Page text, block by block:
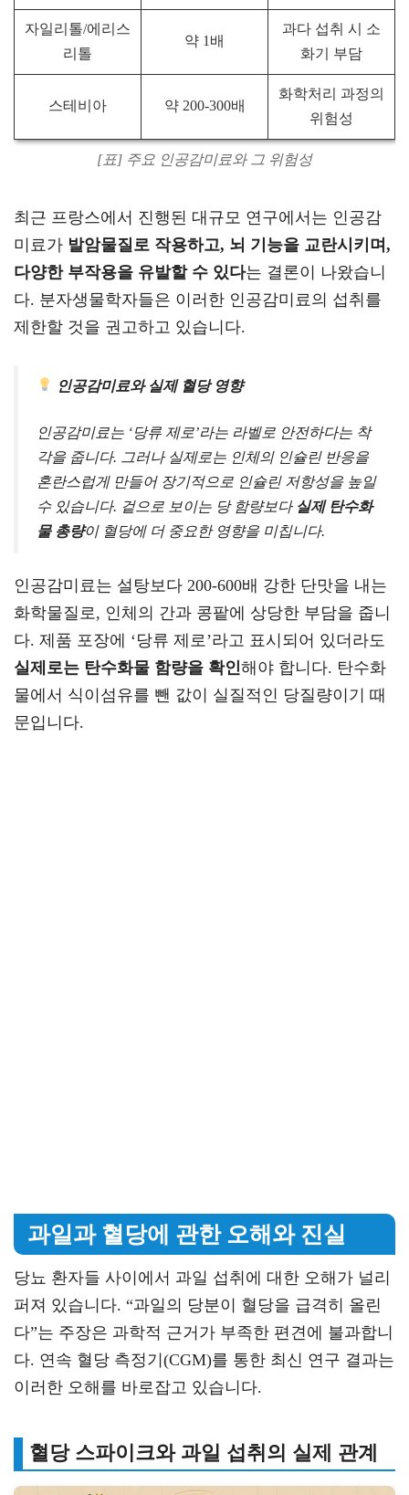
자일리톨/에리스
리톨
약 1배
과다 섭취 시 소
화기 부담
스테비아 약 200-300배
화학처리 과정의
위험성
[표] 주요 인공감미료와 그 위험성
최근 프랑스에서 진행된 대규모 연구에서는 인공감
미료가 발암물질로 작용하고, 뇌 기능을 교란시키며,
다양한 부작용을 유발할 수 있다는 결론이 나왔습니
다. 분자생물학자들은 이러한 인공감미료의 섭취를
제한할 것을 권고하고 있습니다.
인공감미료와 실제 혈당 영향
인공감미료는 ‘당류 제로’라는 라벨로 안전하다는 착
각을 줍니다. 그러나 실제로는 인체의 인슐린 반응을
혼란스럽게 만들어 장기적으로 인슐린 저항성을 높일
수 있습니다. 겉으로 보이는 당 함량보다 실제 탄수화
물 총량이 혈당에 더 중요한 영향을 미칩니다.
인공감미료는 설탕보다 200-600배 강한 단맛을 내는
화학물질로, 인체의 간과 콩팥에 상당한 부담을 줍니
다. 제품 포장에 ‘당류 제로’라고 표시되어 있더라도
실제로는 탄수화물 함량을 확인해야 합니다. 탄수화
물에서 식이섬유를 뺀 값이 실질적인 당질량이기 때
문입니다.
과일과 혈당에 관한 오해와 진실
당뇨 환자들 사이에서 과일 섭취에 대한 오해가 널리
퍼져 있습니다. “과일의 당분이 혈당을 급격히 올린
다”는 주장은 과학적 근거가 부족한 편견에 불과합니
다. 연속 혈당 측정기(CGM)를 통한 최신 연구 결과는
이러한 오해를 바로잡고 있습니다.
혈당 스파이크와 과일 섭취의 실제 관계